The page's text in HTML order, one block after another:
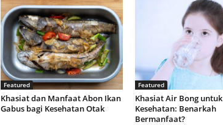
Featured
Khasiat dan Manfaat Abon Ikan
Gabus bagi Kesehatan Otak
Featured
Khasiat Air Bong untuk
Kesehatan: Benarkah
Bermanfaat?